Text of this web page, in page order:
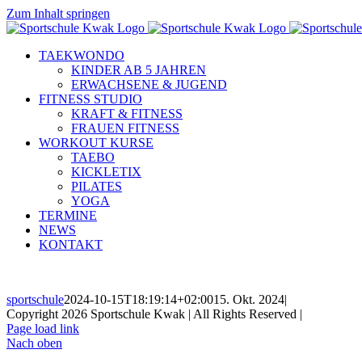
Zum Inhalt springen
TAEKWONDO
KINDER AB 5 JAHREN
ERWACHSENE & JUGEND
FITNESS STUDIO
KRAFT & FITNESS
FRAUEN FITNESS
WORKOUT KURSE
TAEBO
KICKLETIX
PILATES
YOGA
TERMINE
NEWS
KONTAKT
sportschule2024-10-15T18:19:14+02:0015. Okt. 2024|
Copyright 2026 Sportschule Kwak | All Rights Reserved |
Page load link
Nach oben